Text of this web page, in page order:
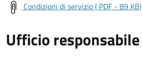
Condizioni di servizio ( PDF - 89 KB)
Ufficio responsabile